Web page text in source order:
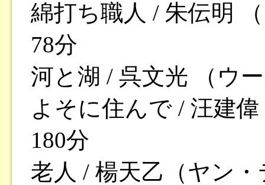
綿打ち職人 / 朱伝明
78分
河と湖 / 呉文光 （ウ
よそに住んで / 汪建
180分
老人 / 楊天乙（ヤン